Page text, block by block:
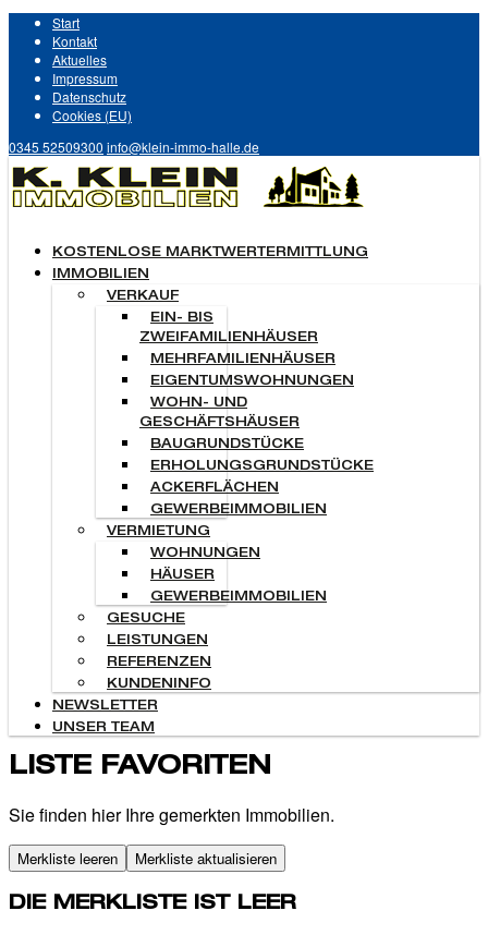
Start
Kontakt
Aktuelles
Impressum
Datenschutz
Cookies (EU)
0345 52509300 info@klein-immo-halle.de
KOSTENLOSE MARKTWERTERMITTLUNG
IMMOBILIEN
VERKAUF
EIN- BIS
ZWEIFAMILIENHÄUSER
MEHRFAMILIENHÄUSER
EIGENTUMSWOHNUNGEN
WOHN- UND
GESCHÄFTSHÄUSER
BAUGRUNDSTÜCKE
ERHOLUNGSGRUNDSTÜCKE
ACKERFLÄCHEN
GEWERBEIMMOBILIEN
VERMIETUNG
WOHNUNGEN
HÄUSER
GEWERBEIMMOBILIEN
GESUCHE
LEISTUNGEN
REFERENZEN
KUNDENINFO
NEWSLETTER
UNSER TEAM
LISTE FAVORITEN
Sie finden hier Ihre gemerkten Immobilien.
Merkliste leeren Merkliste aktualisieren
DIE MERKLISTE IST LEER